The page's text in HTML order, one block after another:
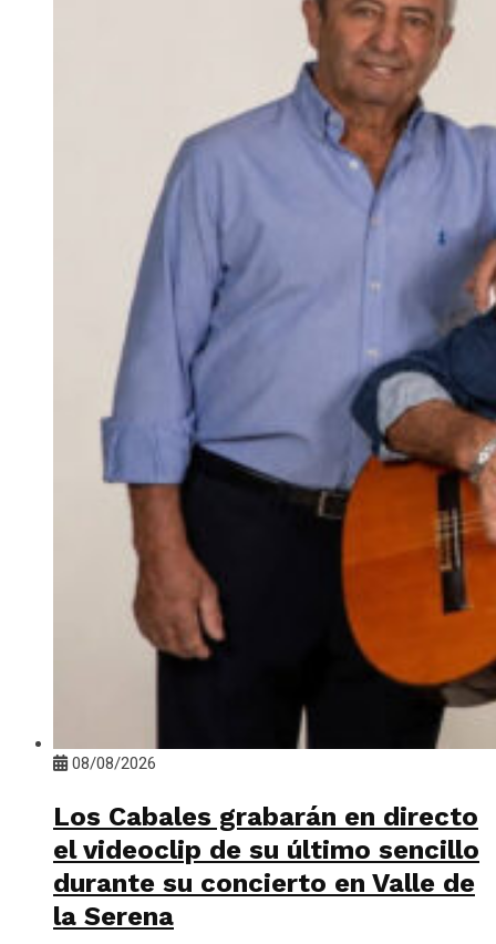
08/08/2026
Los Cabales grabarán en directo
el videoclip de su último sencillo
durante su concierto en Valle de
la Serena